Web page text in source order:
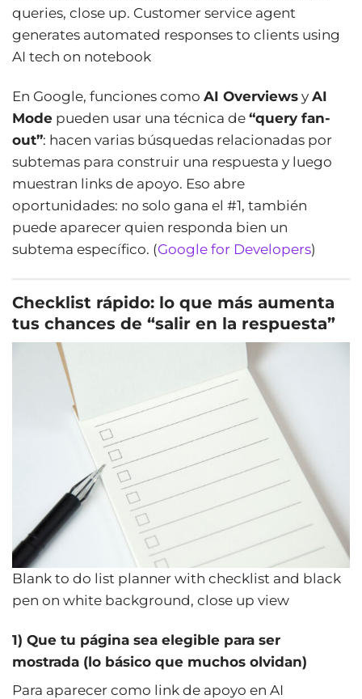
queries, close up. Customer service agent
generates automated responses to clients using
AI tech on notebook
En Google, funciones como AI Overviews y AI
Mode pueden usar una técnica de “query fan-
out”: hacen varias búsquedas relacionadas por
subtemas para construir una respuesta y luego
muestran links de apoyo. Eso abre
oportunidades: no solo gana el #1, también
puede aparecer quien responda bien un
subtema específico. (Google for Developers)
Checklist rápido: lo que más aumenta
tus chances de “salir en la respuesta”
Blank to do list planner with checklist and black
pen on white background, close up view
1) Que tu página sea elegible para ser
mostrada (lo básico que muchos olvidan)
Para aparecer como link de apoyo en AI